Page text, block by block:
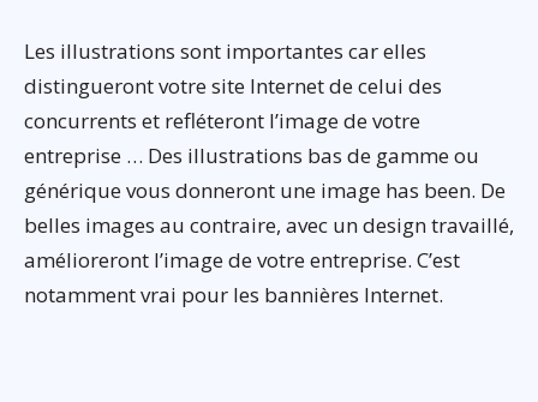
Les illustrations sont importantes car elles
distingueront votre site Internet de celui des
concurrents et refléteront l’image de votre
entreprise … Des illustrations bas de gamme ou
générique vous donneront une image has been. De
belles images au contraire, avec un design travaillé,
amélioreront l’image de votre entreprise. C’est
notamment vrai pour les bannières Internet.